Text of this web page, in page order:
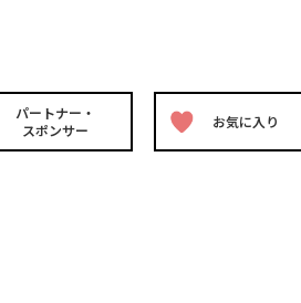
パートナー・
スポンサー
お気に入り